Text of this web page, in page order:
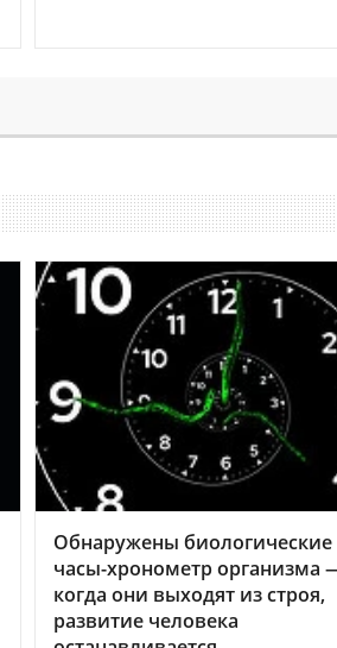
Обнаружены биологические
часы-хронометр организма
когда они выходят из строя,
развитие человека